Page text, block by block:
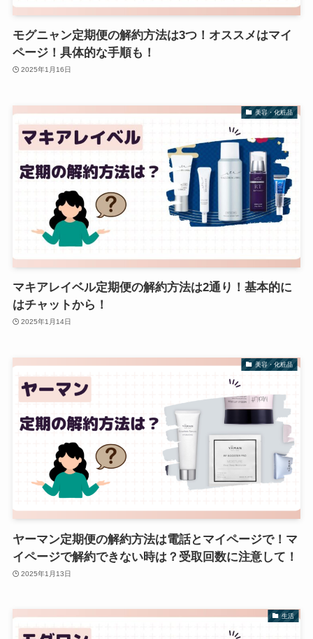
モグニャン定期便の解約方法は3つ！オススメはマイ
ページ！具体的な手順も！
2025年1月16日
美容・化粧品
マキアレイベル定期便の解約方法は2通り！基本的に
はチャットから！
2025年1月14日
美容・化粧品
ヤーマン定期便の解約方法は電話とマイページで！マ
イページで解約できない時は？受取回数に注意して！
2025年1月13日
生活